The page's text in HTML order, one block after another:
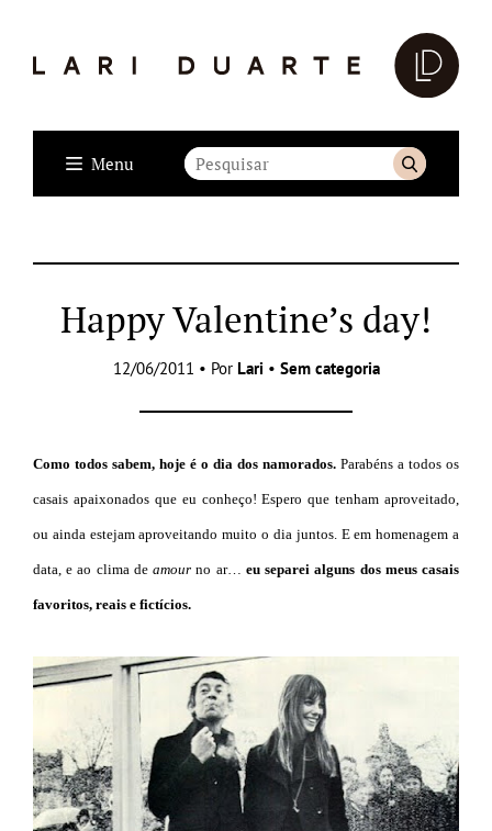
Menu
Happy Valentine’s day!
12/06/2011 • Por Lari • Sem categoria
Como todos sabem, hoje é o dia dos namorados. Parabéns a todos os
casais apaixonados que eu conheço! Espero que tenham aproveitado,
ou ainda estejam aproveitando muito o dia juntos. E em homenagem a
data, e ao clima deamour no ar… eu separei alguns dos meus casais
favoritos, reais e fictícios.